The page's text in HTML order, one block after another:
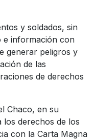
y soldados, sin
e información con
generar peligros y
de las
de derechos
Chaco, en su
derechos de los
con la Carta Magna